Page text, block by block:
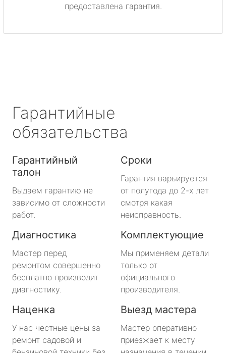
предоставлена гарантия.
Гарантийные
обязательства
Гарантийный
талон
Выдаем гарантию не
зависимо от сложности
работ.
Сроки
Гарантия варьируется
от полугода до 2-х лет
смотря какая
неисправность.
Диагностика
Мастер перед
ремонтом совершенно
бесплатно производит
диагностику.
Комплектующие
Мы применяем детали
только от
официального
производителя.
Наценка
У нас честные цены за
ремонт садовой и
Выезд мастера
Мастер оперативно
приезжает к месту